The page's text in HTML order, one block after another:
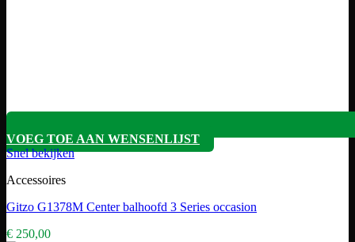
VOEG TOE AAN WENSENLIJST
Snel bekijken
Accessoires
Gitzo G1378M Center balhoofd 3 Series occasion
€ 250,00